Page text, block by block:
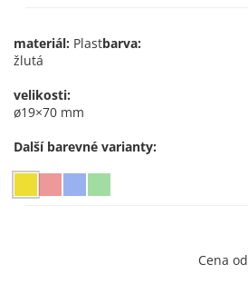
materiál: Plastbarva:
žlutá
velikosti:
ø19×70 mm
Další barevné varianty:
Cena od